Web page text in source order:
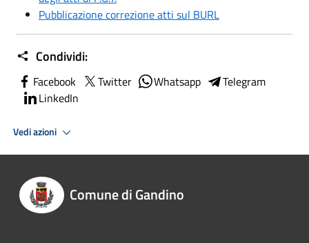
Pubblicazione correzione atti sul BURL
Condividi:
Facebook Twitter Whatsapp
Telegram
LinkedIn
Vedi azioni
Comune di Gandino